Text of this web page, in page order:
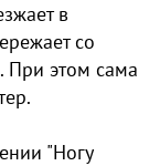
в
со
При этом сама
"Ногу